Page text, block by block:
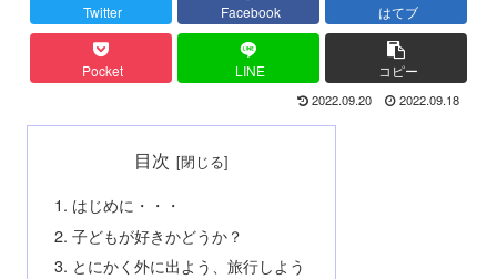
Twitter Facebook はてブ
Pocket LINE コピー
2022.09.20 2022.09.18
目次
はじめに・・・
子どもが好きかどうか？
とにかく外に出よう、旅行しよう